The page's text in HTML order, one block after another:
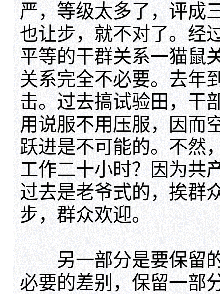
严，等级太多了，评成
也让步，就不对了。经
平等的干群关系一猫鼠
关系完全不必要。去年
击。过去搞试验田，干
用说服不用压服，因而
跃进是不可能的。不然
工作二十小时？因为共
过去是老爷式的，挨群
步，群众欢迎。
另一部分是要保留的
必要的差别，保留一部